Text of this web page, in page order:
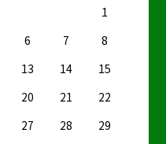
1
6 7
8
13 14
15
20 21
22
27 28
29